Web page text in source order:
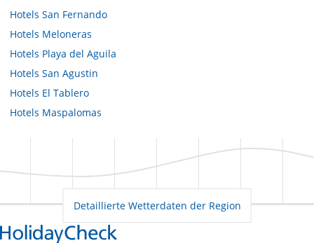
Hotels San Fernando
Hotels Meloneras
Hotels Playa del Aguila
Hotels San Agustin
Hotels El Tablero
Hotels Maspalomas
Detaillierte Wetterdaten der Region